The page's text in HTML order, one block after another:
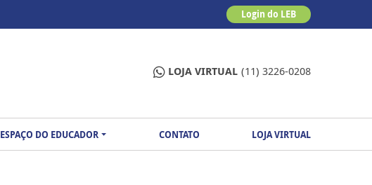
Login do LEB
LOJA VIRTUAL (11) 3226-0208
ESPAÇO DO EDUCADOR CONTATO LOJA VIRTUAL